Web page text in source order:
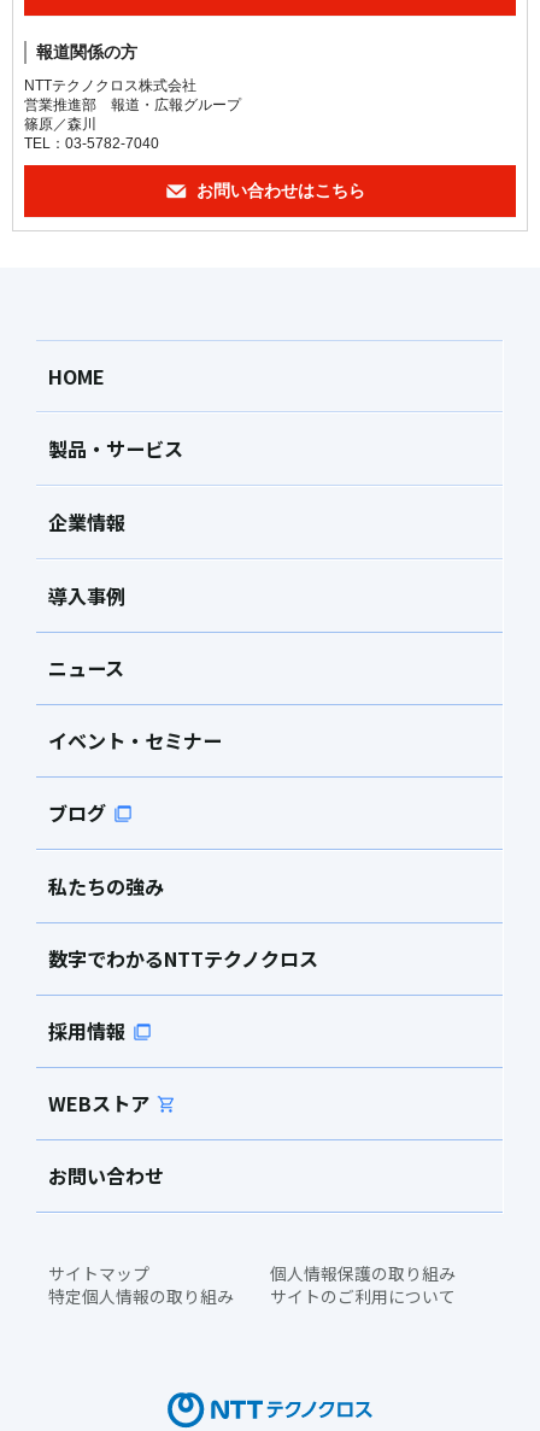
報道関係の方
NTTテクノクロス株式会社
営業推進部 報道・広報グループ
篠原／森川
TEL：03-5782-7040
お問い合わせはこちら
HOME
製品・サービス
企業情報
導入事例
ニュース
イベント・セミナー
ブログ
私たちの強み
数字でわかるNTTテクノクロス
採用情報
WEBストア
お問い合わせ
サイトマップ
個人情報保護の取り組み
特定個人情報の取り組み
サイトのご利用について